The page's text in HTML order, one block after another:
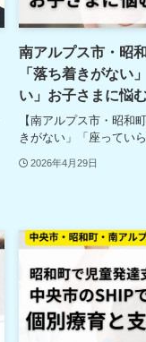
南アルプス市・昭
「落ち着きがない
い」お子さまに悩
【南アルプス市・昭和
きがない」「座ってい
2026年4月29日